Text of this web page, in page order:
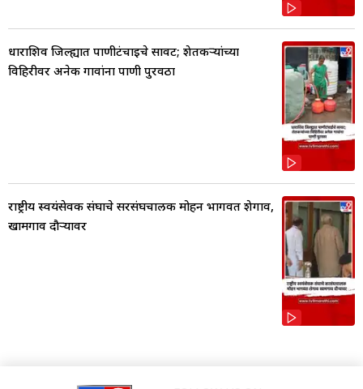
धाराशिव जिल्ह्यात पाणीटंचाईचे सावट; शेतकऱ्यांच्या
विहिरीवर अनेक गावांना पाणी पुरवठा
राष्ट्रीय स्वयंसेवक संघाचे सरसंघचालक मोहन भागवत शेगाव,
खामगाव दौऱ्यावर